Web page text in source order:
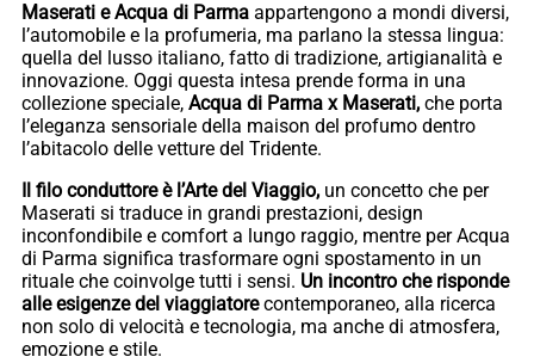
Maserati e Acqua di Parma appartengono a mondi diversi,
l’automobile e la profumeria, ma parlano la stessa lingua:
quella del lusso italiano, fatto di tradizione, artigianalità e
innovazione. Oggi questa intesa prende forma in una
collezione speciale, Acqua di Parma x Maserati, che porta
l’eleganza sensoriale della maison del profumo dentro
l’abitacolo delle vetture del Tridente.
Il filo conduttore è l’Arte del Viaggio, un concetto che per
Maserati si traduce in grandi prestazioni, design
inconfondibile e comfort a lungo raggio, mentre per Acqua
di Parma significa trasformare ogni spostamento in un
rituale che coinvolge tutti i sensi. Un incontro che risponde
alle esigenze del viaggiatorecontemporaneo, alla ricerca
non solo di velocità e tecnologia, ma anche di atmosfera,
emozione e stile.